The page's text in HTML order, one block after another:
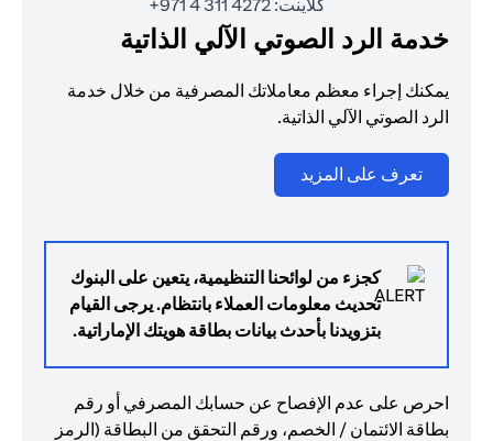
كلاينت: 4272 311 4 971+
خدمة الرد الصوتي الآلي الذاتية
يمكنك إجراء معظم معاملاتك المصرفية من خلال خدمة
الرد الصوتي الآلي الذاتية.
تعرف على المزيد
كجزء من لوائحنا التنظيمية، يتعين على البنوك
تحديث معلومات العملاء بانتظام. يرجى القيام
بتزويدنا بأحدث بيانات بطاقة هويتك الإماراتية.
احرص على عدم الإفصاح عن حسابك المصرفي أو رقم
بطاقة الائتمان / الخصم، ورقم التحقق من البطاقة (الرمز